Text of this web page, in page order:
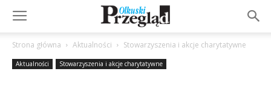
Strona główna Aktualności Stowarzyszenia i akcje charytatywne
Aktualności Stowarzyszenia i akcje charytatywne